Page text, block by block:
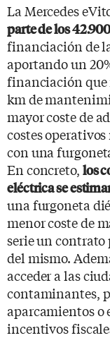
La Mercedes
parte de los
financiación de
aportando un
financiación que
km de
mayor coste de
costes
con una
En concreto, los
eléctrica se
una furgoneta
menor coste de
serie un contrato
del mismo.
acceder a las
contaminantes,
aparcamientos o
incentivos